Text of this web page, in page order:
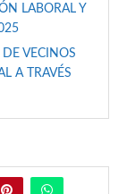
LABORAL Y
VECINOS
A TRAVÉS